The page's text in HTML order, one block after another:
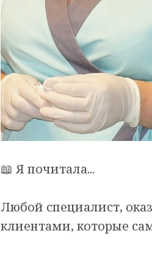
📖 Я почитала...
Любой специалист,
клиентами, которые